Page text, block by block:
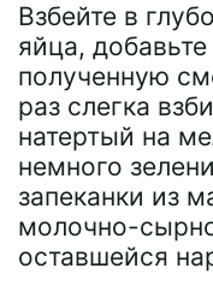
Взбейте в
яйца,
полученную
раз слегка
натертый на
немного
запеканки из
молочно-
оставшейся